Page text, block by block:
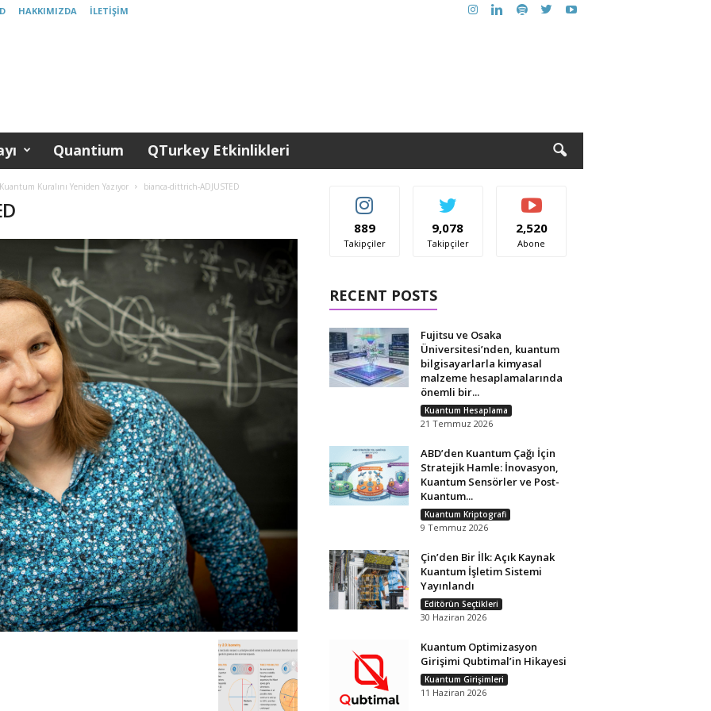
HAKKIMIZDA İLETIŞIM
Quantium QTurkey Etkinlikleri
Kuralını Yeniden Yazıyor bianca-dittrich-ADJUSTED
889
Takipçiler
9,078
Takipçiler
2,520
Abone
RECENT POSTS
Fujitsu ve Osaka
Üniversitesi’nden, kuantum
bilgisayarlarla kimyasal
malzeme hesaplamalarında
önemli bir...
Kuantum Hesaplama
21 Temmuz 2026
ABD’den Kuantum Çağı İçin
Stratejik Hamle: İnovasyon,
Kuantum Sensörler ve Post-
Kuantum...
Kuantum Kriptografi
9 Temmuz 2026
Çin’den Bir İlk: Açık Kaynak
Kuantum İşletim Sistemi
Yayınlandı
Editörün Seçtikleri
30 Haziran 2026
Kuantum Optimizasyon
Girişimi Qubtimal’in Hikayesi
Kuantum Girişimleri
11 Haziran 2026